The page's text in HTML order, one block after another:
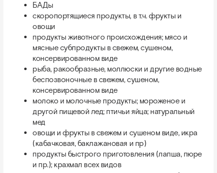
БАДы
скоропортящиеся продукты, в т.ч. фрукты и
овощи
продукты животного происхождения; мясо и
мясные субпродукты в свежем, сушеном,
консервированном виде
рыба, ракообразные, моллюски и другие водные
беспозвоночные в свежем, сушеном,
консервированном виде
молоко и молочные продукты; мороженое и
другой пищевой лед; птичьи яйца; натуральный
мед
овощи и фрукты в свежем и сушеном виде, икра
(кабачковая, баклажановая и пр)
продукты быстрого приготовления (лапша, пюре
и пр.); крахмал всех видов